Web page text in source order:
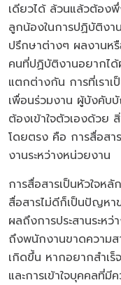
เดียวได้ ล้วนแล้วต้อง
ลูกน้องในการปฏิบัติงา
ปรึกษาต่างๆ ผลงานหรื
คนที่ปฏิบัติงานอยากไ
แตกต่างกัน การที่เราเ
เพื่อนร่วมงาน ผู้บังคับ
ต้องเข้าใจตัวเองด้วย
โดยตรง คือ การสื่อสา
งานระหว่างหน่วยงาน
การสื่อสารเป็นหัวใจห
สื่อสารไม่ดีก็เป็นปัญห
ผลถึงการประสานระห
ถึงพนักงานขาดความ
เกิดขึ้น หากอยากสำเร็
และการเข้าใจบุคคลที่